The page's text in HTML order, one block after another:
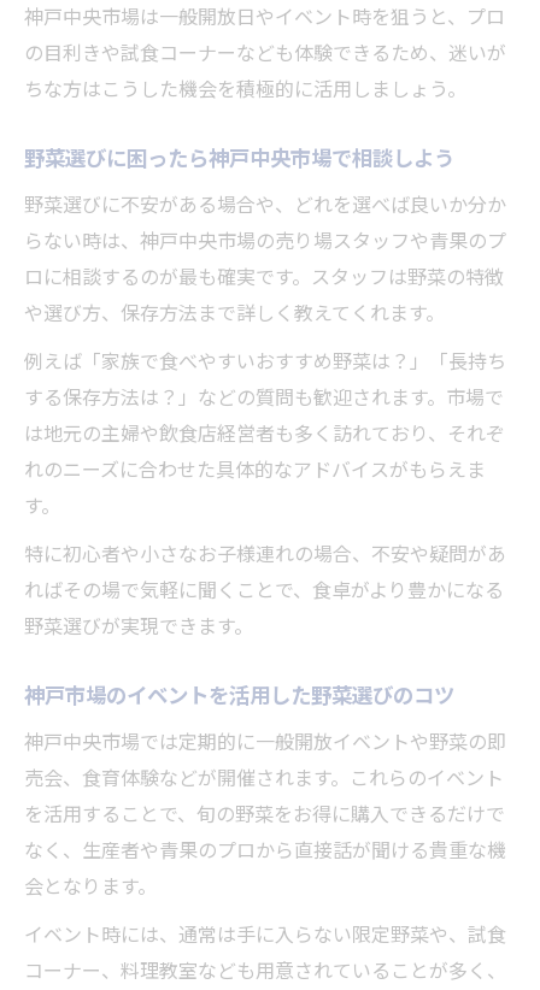
神戸中央市場は一般開放日やイベント時を狙うと、プロ
の目利きや試食コーナーなども体験できるため、迷いが
ちな方はこうした機会を積極的に活用しましょう。
野菜選びに困ったら神戸中央市場で相談しよう
野菜選びに不安がある場合や、どれを選べば良いか分か
らない時は、神戸中央市場の売り場スタッフや青果のプ
ロに相談するのが最も確実です。スタッフは野菜の特徴
や選び方、保存方法まで詳しく教えてくれます。
例えば「家族で食べやすいおすすめ野菜は？」「長持ち
する保存方法は？」などの質問も歓迎されます。市場で
は地元の主婦や飲食店経営者も多く訪れており、それぞ
れのニーズに合わせた具体的なアドバイスがもらえま
す。
特に初心者や小さなお子様連れの場合、不安や疑問があ
ればその場で気軽に聞くことで、食卓がより豊かになる
野菜選びが実現できます。
神戸市場のイベントを活用した野菜選びのコツ
神戸中央市場では定期的に一般開放イベントや野菜の即
売会、食育体験などが開催されます。これらのイベント
を活用することで、旬の野菜をお得に購入できるだけで
なく、生産者や青果のプロから直接話が聞ける貴重な機
会となります。
イベント時には、通常は手に入らない限定野菜や、試食
コーナー、料理教室なども用意されていることが多く、